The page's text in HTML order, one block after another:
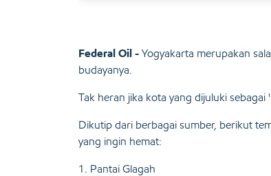
Federal Oil - Yogyakarta merupakan
budayanya.
Tak heran jika kota yang dijuluki
Dikutip dari berbagai sumber, berikut
yang ingin hemat:
1. Pantai Glagah